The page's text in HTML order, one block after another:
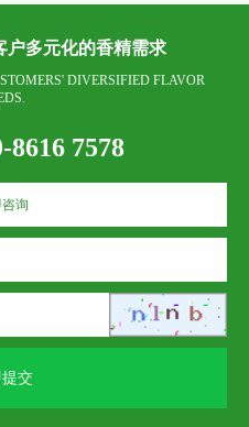
户多元化的香精需求
DIVERSIFIED FLAVOR
8616 7578
询
交